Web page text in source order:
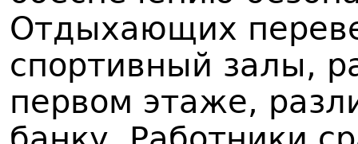
Отдыхающих
спортивный залы,
первом этаже,